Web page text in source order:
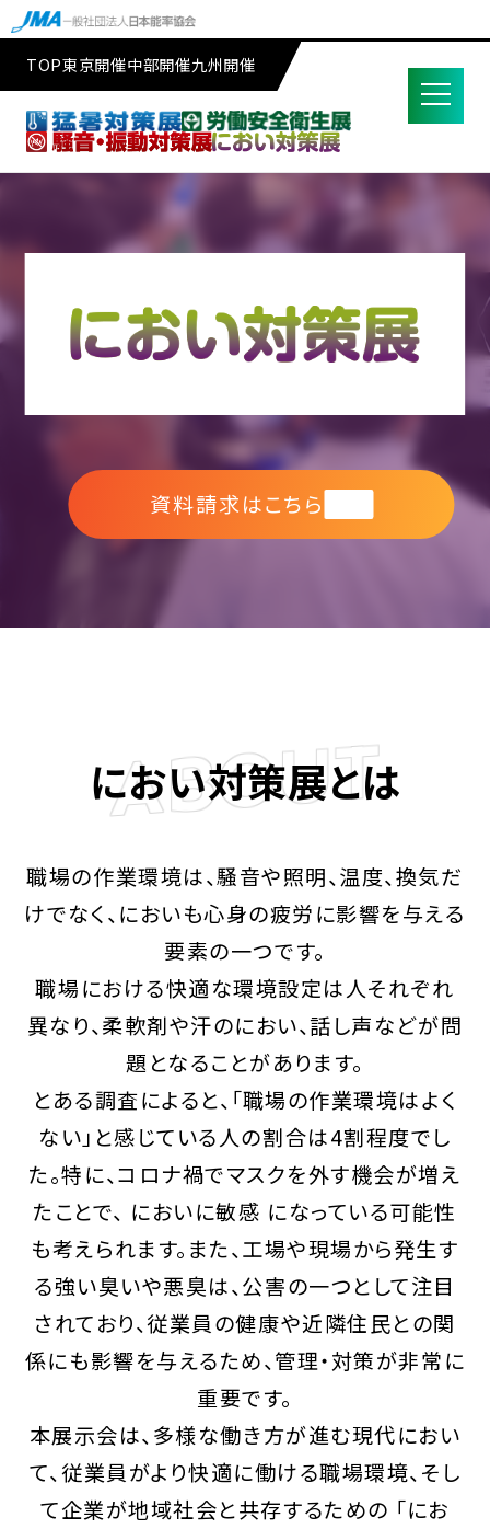
TOP東京開催中部開催九州開催
資料請求はこちら
におい対策展とは
ABOUT
職場の作業環境は、騒音や照明、温度、換気だ
けでなく、においも心身の疲労に影響を与える
要素の一つです。
職場における快適な環境設定は人それぞれ
異なり、柔軟剤や汗のにおい、話し声などが問
題となることがあります。
とある調査によると、「職場の作業環境はよく
ない」と感じている人の割合は4割程度でし
た。特に、コロナ禍でマスクを外す機会が増え
たことで、 においに敏感 になっている可能性
も考えられます。また、工場や現場から発生す
る強い臭いや悪臭は、公害の一つとして注目
されており、従業員の健康や近隣住民との関
係にも影響を与えるため、管理・対策が非常に
重要です。
本展示会は、多様な働き方が進む現代におい
て、従業員がより快適に働ける職場環境、そし
て企業が地域社会と共存するための 「にお